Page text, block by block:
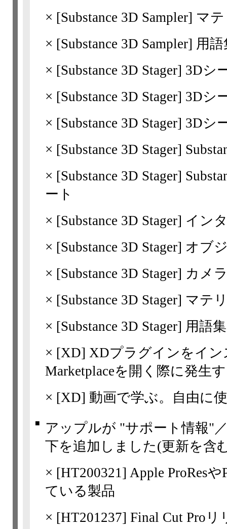
× [Substance 3D Sampler] マ
× [Substance 3D Sampler] 用語
× [Substance 3D Stager] 3Dシ
× [Substance 3D Stager] 3Dシ
× [Substance 3D Stager] 3Dシ
× [Substance 3D Stager]
× [Substance 3D Stager]
ート
× [Substance 3D Stager] イン
× [Substance 3D Stager] オブ
× [Substance 3D Stager] カメ
× [Substance 3D Stager] マテ
× [Substance 3D Stager] 用語集
× [XD] XDプラグインをイ
Marketplaceを開く際に発生
× [XD] 動画で学ぶ。自由に
■
アップルが "サポート情報"
下を追加しました(更新を含
× [HT200321] Apple ProRes
ている製品
× [HT201237] Final Cut Pro